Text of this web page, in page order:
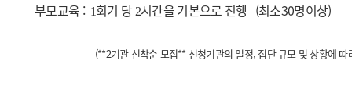
부모교육 : 1회기 당 2시간을 기본으로 진행 (최소30명이상)
(**2기관 선착순 모집** 신청기관의 일정, 집단 규모 및 상황에 따